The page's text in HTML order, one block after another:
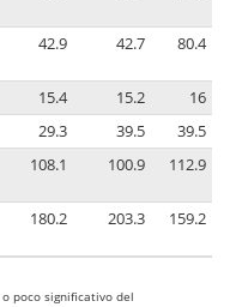
42.9 42.7 80.4
15.4 15.2
16
29.3 39.5
39.5
108.1 100.9 112.9
180.2 203.3 159.2
poco significativo del